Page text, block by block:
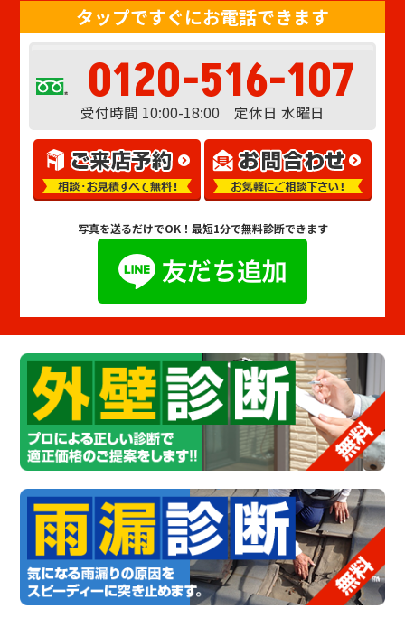
タップですぐにお電話できます
0120-516-107
受付時間 10:00-18:00 定休日 水曜日
写真を送るだけでOK！ 最短1分で無料診断できます